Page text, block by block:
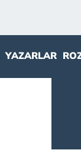
YAZARLAR